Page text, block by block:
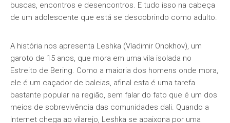
buscas, encontros e desencontros. E tudo isso na cabeça
de um adolescente que está se descobrindo como adulto.
A história nos apresenta Leshka (Vladimir Onokhov), um
garoto de 15 anos, que mora em uma vila isolada no
Estreito de Bering. Como a maioria dos homens onde mora,
ele é um caçador de baleias, afinal esta é uma tarefa
bastante popular na região, sem falar do fato que é um dos
meios de sobrevivência das comunidades dali. Quando a
Internet chega ao vilarejo, Leshka se apaixona por uma